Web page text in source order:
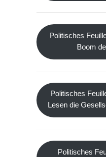
Politisches
Boom
Politisches
Lesen die
Politisches